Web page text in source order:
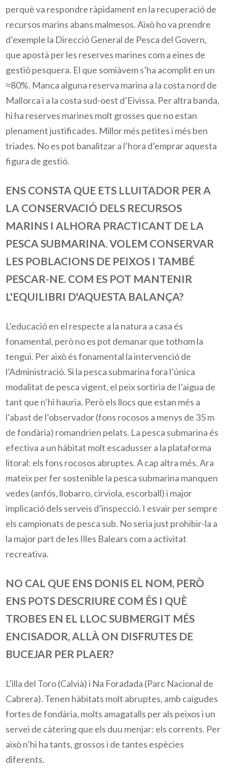
perquè va respondre ràpidament en la recuperació de
recursos marins abans malmesos. Això ho va prendre
d’exemple la Direcció General de Pesca del Govern,
que apostà per les reserves marines com a eines de
gestió pesquera. El que somiàvem s’ha acomplit en un
≈80%. Manca alguna reserva marina a la costa nord de
Mallorca i a la costa sud-oest d’Eivissa. Per altra banda,
hi ha reserves marines molt grosses que no estan
plenament justificades. Millor més petites i més ben
triades. No es pot banalitzar a l’hora d’emprar aquesta
figura de gestió.
ENS CONSTA QUE ETS LLUITADOR PER A
LA CONSERVACIÓ DELS RECURSOS
MARINS I ALHORA PRACTICANT DE LA
PESCA SUBMARINA. VOLEM CONSERVAR
LES POBLACIONS DE PEIXOS I TAMBÉ
PESCAR-NE. COM ES POT MANTENIR
L'EQUILIBRI D'AQUESTA BALANÇA?
L’educació en el respecte a la natura a casa és
fonamental, però no es pot demanar que tothom la
tengui. Per això és fonamental la intervenció de
l’Administració. Si la pesca submarina fora l’única
modalitat de pesca vigent, el peix sortiria de l’aigua de
tant que n’hi hauria. Però els llocs que estan més a
l’abast de l’observador (fons rocosos a menys de 35 m
de fondària) romandrien pelats. La pesca submarina és
efectiva a un hàbitat molt escadusser a la plataforma
litoral: els fons rocosos abruptes. A cap altra més. Ara
mateix per fer sostenible la pesca submarina manquen
vedes (anfós, llobarro, cirviola, escorball) i major
implicació dels serveis d’inspecció. I esvair per sempre
els campionats de pesca sub. No seria just prohibir-la a
la major part de les Illes Balears com a activitat
recreativa.
NO CAL QUE ENS DONIS EL NOM, PERÒ
ENS POTS DESCRIURE COM ÉS I QUÈ
TROBES EN EL LLOC SUBMERGIT MÉS
ENCISADOR, ALLÀ ON DISFRUTES DE
BUCEJAR PER PLAER?
L’illa del Toro (Calvià) i Na Foradada (Parc Nacional de
Cabrera). Tenen hàbitats molt abruptes, amb caigudes
fortes de fondària, molts amagatalls per als peixos i un
servei de càtering que els duu menjar: els corrents. Per
això n’hi ha tants, grossos i de tantes espècies
diferents.